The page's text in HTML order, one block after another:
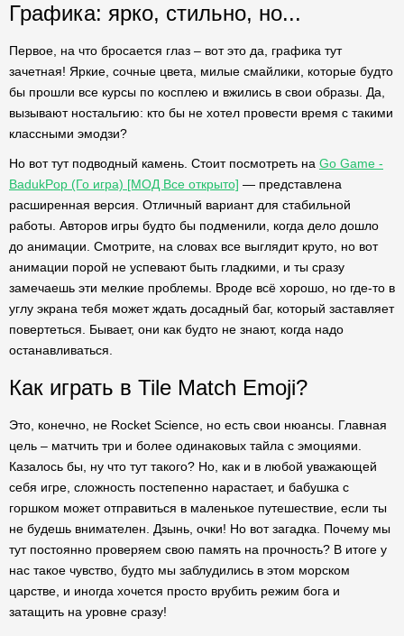
Графика: ярко, стильно, но...
Первое, на что бросается глаз – вот это да, графика тут
зачетная! Яркие, сочные цвета, милые смайлики, которые будто
бы прошли все курсы по косплею и вжились в свои образы. Да,
вызывают ностальгию: кто бы не хотел провести время с такими
классными эмодзи?
Но вот тут подводный камень. Стоит посмотреть на Go Game -
BadukPop (Го игра) [МОД Все открыто] — представлена
расширенная версия. Отличный вариант для стабильной
работы. Авторов игры будто бы подменили, когда дело дошло
до анимации. Смотрите, на словах все выглядит круто, но вот
анимации порой не успевают быть гладкими, и ты сразу
замечаешь эти мелкие проблемы. Вроде всё хорошо, но где-то в
углу экрана тебя может ждать досадный баг, который заставляет
повертеться. Бывает, они как будто не знают, когда надо
останавливаться.
Как играть в Tile Match Emoji?
Это, конечно, не Rocket Science, но есть свои нюансы. Главная
цель – матчить три и более одинаковых тайла с эмоциями.
Казалось бы, ну что тут такого? Но, как и в любой уважающей
себя игре, сложность постепенно нарастает, и бабушка с
горшком может отправиться в маленькое путешествие, если ты
не будешь внимателен. Дзынь, очки! Но вот загадка. Почему мы
тут постоянно проверяем свою память на прочность? В итоге у
нас такое чувство, будто мы заблудились в этом морском
царстве, и иногда хочется просто врубить режим бога и
затащить на уровне сразу!